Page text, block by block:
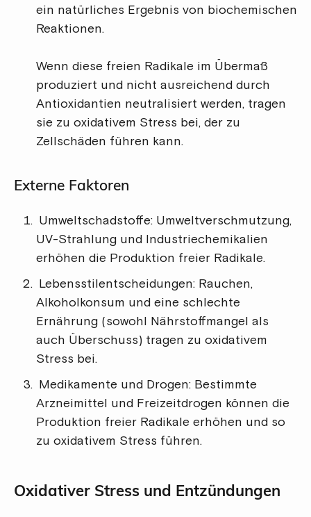
ein natürliches Ergebnis von biochemischen
Reaktionen.
Wenn diese freien Radikale im Übermaß
produziert und nicht ausreichend durch
Antioxidantien neutralisiert werden, tragen
sie zu oxidativem Stress bei, der zu
Zellschäden führen kann.
Externe Faktoren
Umweltschadstoffe: Umweltverschmutzung,
UV-Strahlung und Industriechemikalien
erhöhen die Produktion freier Radikale.
Lebensstilentscheidungen: Rauchen,
Alkoholkonsum und eine schlechte
Ernährung (sowohl Nährstoffmangel als
auch Überschuss) tragen zu oxidativem
Stress bei.
Medikamente und Drogen: Bestimmte
Arzneimittel und Freizeitdrogen können die
Produktion freier Radikale erhöhen und so
zu oxidativem Stress führen.
Oxidativer Stress und Entzündungen